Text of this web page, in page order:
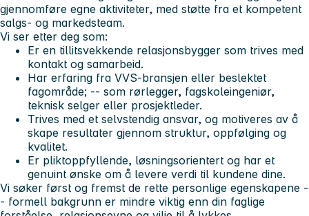
gjennomføre egne aktiviteter, med støtte fra et kompetent
salgs- og markedsteam.
Vi ser etter deg som:
Er en tillitsvekkende relasjonsbygger som trives med
kontakt og samarbeid.
Har erfaring fra VVS-bransjen eller beslektet
fagområde; -- som rørlegger, fagskoleingeniør,
teknisk selger eller prosjektleder.
Trives med et selvstendig ansvar, og motiveres av å
skape resultater gjennom struktur, oppfølging og
kvalitet.
Er pliktoppfyllende, løsningsorientert og har et
genuint ønske om å levere verdi til kundene dine.
Vi søker først og fremst de rette personlige egenskapene -
- formell bakgrunn er mindre viktig enn din faglige